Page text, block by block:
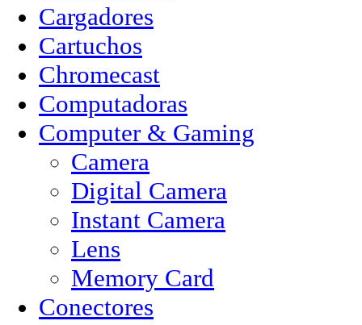
Cargadores
Cartuchos
Chromecast
Computadoras
Computer & Gaming
Camera
Digital Camera
Instant Camera
Lens
Memory Card
Conectores